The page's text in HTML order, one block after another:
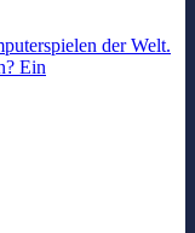
der Welt.
Ein